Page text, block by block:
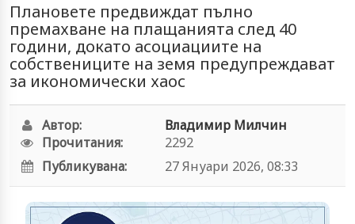
Плановете предвиждат пълно
премахване на плащанията след 40
години, докато асоциациите на
собствениците на земя предупреждават
за икономически хаос
Автор:
Владимир Милчин
Прочитания:
2292
Публикувана:
27 Януари 2026, 08:33